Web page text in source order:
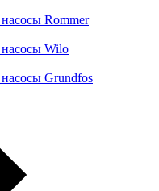
Rommer
Wilo
Grundfos